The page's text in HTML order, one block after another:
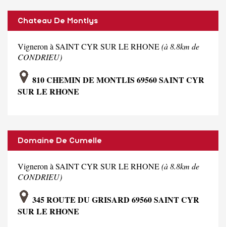
Chateau De Montlys
Vigneron à SAINT CYR SUR LE RHONE(à 8.8km de
CONDRIEU)
810 CHEMIN DE MONTLIS 69560 SAINT CYR
SUR LE RHONE
Domaine De Cumelle
Vigneron à SAINT CYR SUR LE RHONE(à 8.8km de
CONDRIEU)
345 ROUTE DU GRISARD 69560 SAINT CYR
SUR LE RHONE